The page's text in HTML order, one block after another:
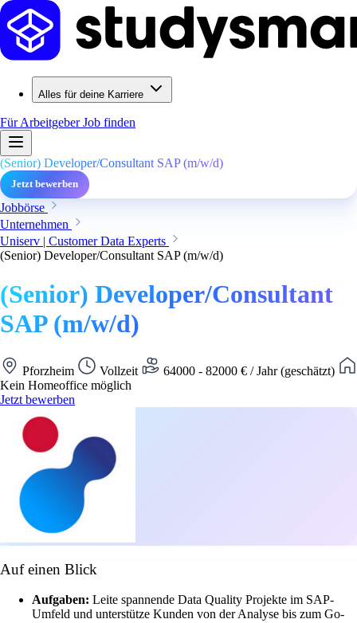
Alles für deine Karriere
Für ArbeitgeberJob finden
(Senior) Developer/Consultant SAP (m/w/d)
Jetzt bewerben
Jobbörse
Unternehmen
Uniserv | Customer Data Experts
(Senior) Developer/Consultant SAP (m/w/d)
(Senior) Developer/Consultant
SAP (m/w/d)
Pforzheim Vollzeit
64000 - 82000 € / Jahr (geschätzt)
Kein Homeoffice möglich
Jetzt bewerben
Auf einen Blick
Aufgaben: Leite spannende Data Quality Projekte im SAP-
Umfeld und unterstütze Kunden von der Analyse bis zum Go-